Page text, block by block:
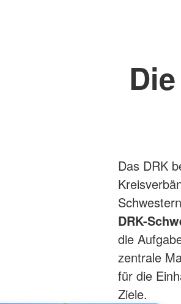
Das DRK
DRK-
die
zentrale
für die
Ziele.